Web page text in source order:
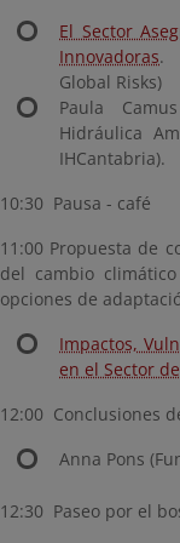
El Sector
Innovadoras.
Global Risks)
Paula
Hidráulica
IHCantabria).
10:30 Pausa - café
11:00 Propuesta de
del cambio
opciones de
Impactos,
en el Sector
12:00 Conclusiones
Anna Pons
12:30 Paseo por el